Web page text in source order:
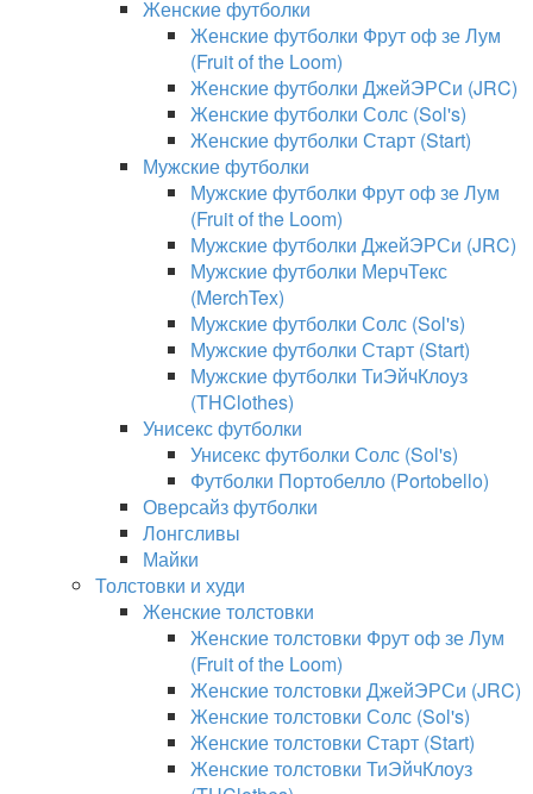
Женские футболки
Женские футболки Фрут оф зе Лум
(Fruit of the Loom)
Женские футболки ДжейЭРСи (JRC)
Женские футболки Солс (Sol's)
Женские футболки Старт (Start)
Мужские футболки
Мужские футболки Фрут оф зе Лум
(Fruit of the Loom)
Мужские футболки ДжейЭРСи (JRC)
Мужские футболки МерчТекс
(MerchTex)
Мужские футболки Солс (Sol's)
Мужские футболки Старт (Start)
Мужские футболки ТиЭйчКлоуз
(THClothes)
Унисекс футболки
Унисекс футболки Солс (Sol's)
Футболки Портобелло (Portobello)
Оверсайз футболки
Лонгсливы
Майки
Толстовки и худи
Женские толстовки
Женские толстовки Фрут оф зе Лум
(Fruit of the Loom)
Женские толстовки ДжейЭРСи (JRC)
Женские толстовки Солс (Sol's)
Женские толстовки Старт (Start)
Женские толстовки ТиЭйчКлоуз